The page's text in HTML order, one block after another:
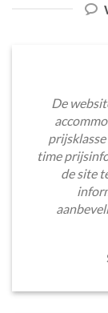
De
time
de site